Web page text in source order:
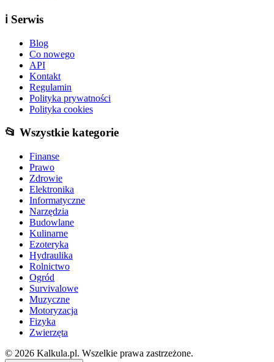
ℹ️ Serwis
Blog
Co nowego
API
Kontakt
Regulamin
Polityka prywatności
Polityka cookies
📂 Wszystkie kategorie
Finanse
Prawo
Zdrowie
Elektronika
Informatyczne
Narzędzia
Budowlane
Kulinarne
Ezoteryka
Hydraulika
Rolnictwo
Ogród
Survivalowe
Muzyczne
Motoryzacja
Fizyka
Zwierzęta
© 2026 Kalkula.pl. Wszelkie prawa zastrzeżone.